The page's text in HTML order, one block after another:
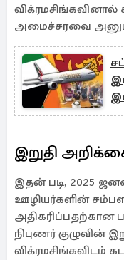
அமைச்சரவை
இறுதி
இதன் படி, 2025
ஊழியர்களின்
அதிகரிப்பதற்கான
நிபுணர் குழுவின்
விக்ரமசிங்கவிடம்